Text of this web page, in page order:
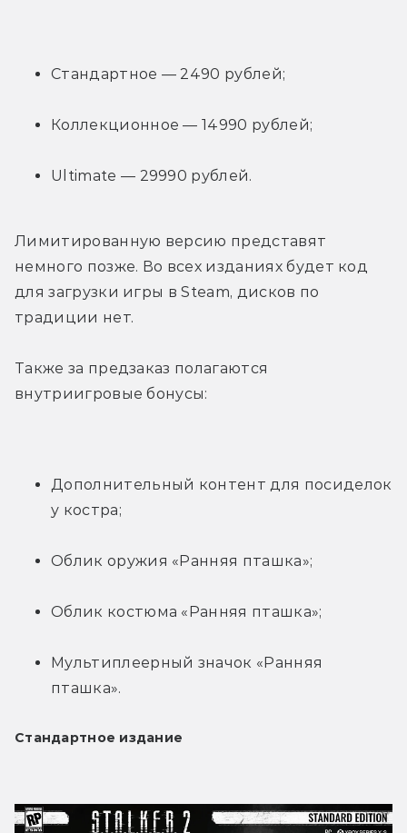
Стандартное — 2490 рублей;
Коллекционное — 14990 рублей;
Ultimate — 29990 рублей.
Лимитированную версию представят
немного позже. Во всех изданиях будет код
для загрузки игры в Steam, дисков по
традиции нет.
Также за предзаказ полагаются
внутриигровые бонусы:
Дополнительный контент для посиделок
у костра;
Облик оружия «Ранняя пташка»;
Облик костюма «Ранняя пташка»;
Мультиплеерный значок «Ранняя
пташка».
Стандартное издание